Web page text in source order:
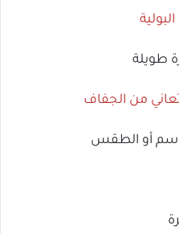
طويلة
من الجفاف
أو الطقس